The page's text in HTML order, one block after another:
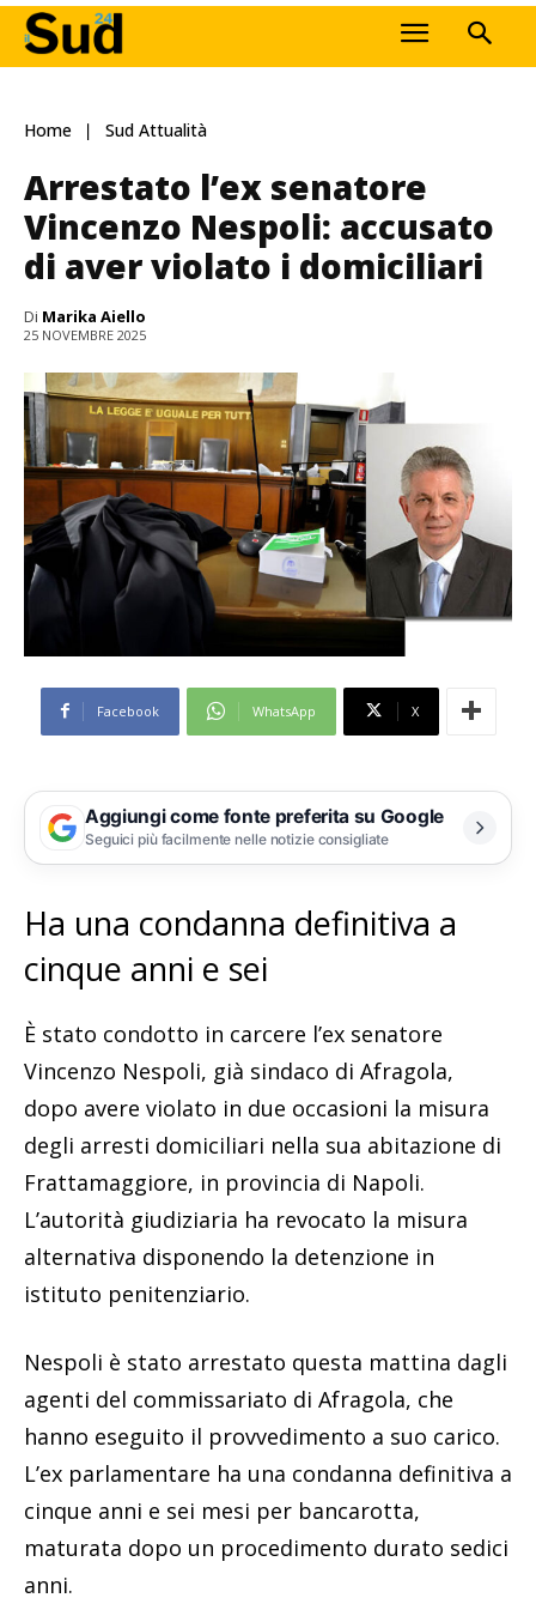
Home Sud Attualità
Arrestato l’ex senatore
Vincenzo Nespoli: accusato
di aver violato i domiciliari
Di Marika Aiello
25 NOVEMBRE 2025
Facebook WhatsApp X
Aggiungi come fonte preferita su Google
Seguici più facilmente nelle notizie consigliate
Ha una condanna definitiva a
cinque anni e sei
È stato condotto in carcere l’ex senatore
Vincenzo Nespoli, già sindaco di Afragola,
dopo avere violato in due occasioni la misura
degli arresti domiciliari nella sua abitazione di
Frattamaggiore, in provincia di Napoli.
L’autorità giudiziaria ha revocato la misura
alternativa disponendo la detenzione in
istituto penitenziario.
Nespoli è stato arrestato questa mattina dagli
agenti del commissariato di Afragola, che
hanno eseguito il provvedimento a suo carico.
L’ex parlamentare ha una condanna definitiva a
cinque anni e sei mesi per bancarotta,
maturata dopo un procedimento durato sedici
anni.